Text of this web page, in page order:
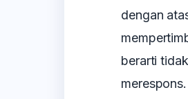
dengan
berarti
merespons.